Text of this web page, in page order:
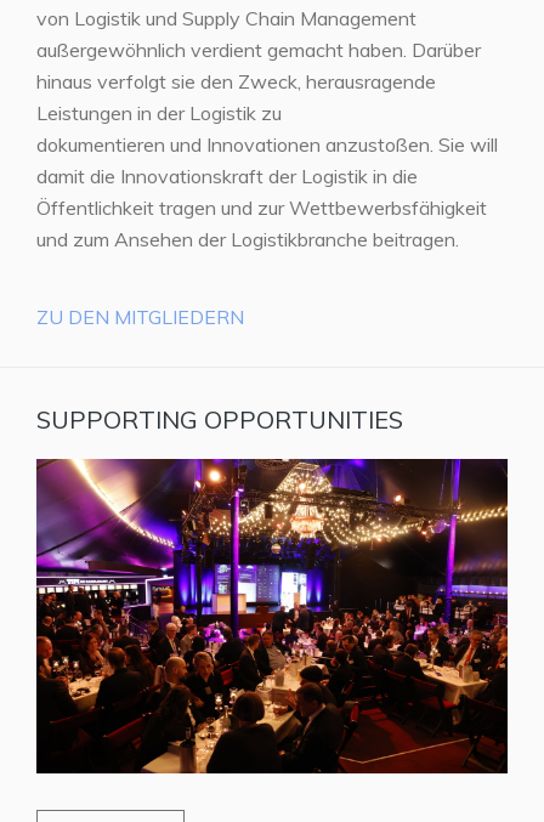
von Logistik und Supply Chain Management
außergewöhnlich verdient gemacht haben. Darüber
hinaus verfolgt sie den Zweck, herausragende
Leistungen in der Logistik zu
dokumentieren und Innovationen anzustoßen. Sie will
damit die Innovationskraft der Logistik in die
Öffentlichkeit tragen und zur Wettbewerbsfähigkeit
und zum Ansehen der Logistikbranche beitragen.
ZU DEN MITGLIEDERN
SUPPORTING OPPORTUNITIES